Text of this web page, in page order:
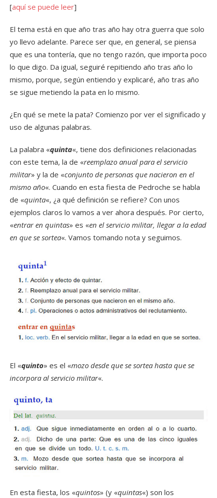
[aquí se puede leer]
El tema está en que año tras año hay otra guerra que solo
yo llevo adelante. Parece ser que, en general, se piensa
que es una tontería, que no tengo razón, que importa poco
lo que digo. Da igual, seguiré repitiendo año tras año lo
mismo, porque, según entiendo y explicaré, año tras año
se sigue metiendo la pata en lo mismo.
¿En qué se mete la pata? Comienzo por ver el significado y
uso de algunas palabras.
La palabra «quinta«, tiene dos definiciones relacionadas
con este tema, la de «reemplazo anual para el servicio
militar» y la de «conjunto de personas que nacieron en el
mismo año«. Cuando en esta fiesta de Pedroche se habla
de «quinta«, ¿a qué definición se refiere? Con unos
ejemplos claros lo vamos a ver ahora después. Por cierto,
«entrar en quintas» es «en el servicio militar, llegar a la edad
en que se sortea«. Vamos tomando nota y seguimos.
El «quinto» es el «mozo desde que se sortea hasta que se
incorpora al servicio militar«.
En esta fiesta, los «quintos» (y «quintas«) son los